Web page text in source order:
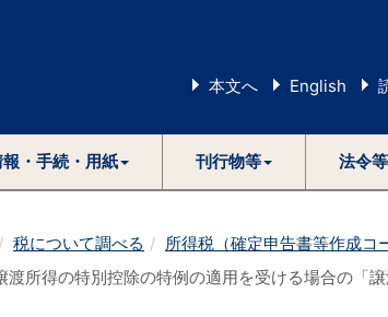
本文へ English
・手続・用紙 刊行物等 法令等
税について調べる
所得税（確定申告書等作成コ
所得の特別控除の特例の適用を受ける場合の「